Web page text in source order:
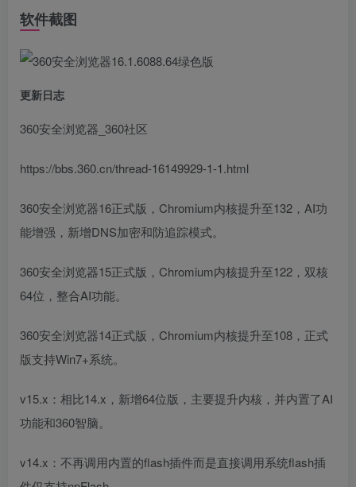
软件截图
更新日志
360安全浏览器_360社区
https://bbs.360.cn/thread-16149929-1-1.html
360安全浏览器16正式版，Chromium内核提升至132，AI功
能增强，新增DNS加密和防追踪模式。
360安全浏览器15正式版，Chromium内核提升至122，双核
64位，整合AI功能。
360安全浏览器14正式版，Chromium内核提升至108，正式
版支持Win7+系统。
v15.x：相比14.x，新增64位版，主要提升内核，并内置了AI
功能和360智脑。
v14.x：不再调用内置的flash插件而是直接调用系统flash插